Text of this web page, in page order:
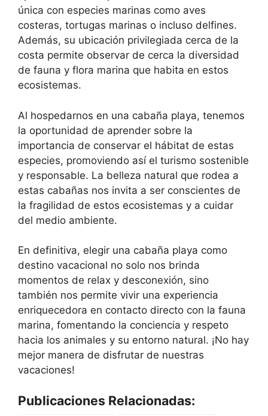
única con especies marinas como aves
costeras, tortugas marinas o incluso delfines.
Además, su ubicación privilegiada cerca de la
costa permite observar de cerca la diversidad
de fauna y flora marina que habita en estos
ecosistemas.
Al hospedarnos en una cabaña playa, tenemos
la oportunidad de aprender sobre la
importancia de conservar el hábitat de estas
especies, promoviendo así el turismo sostenible
y responsable. La belleza natural que rodea a
estas cabañas nos invita a ser conscientes de
la fragilidad de estos ecosistemas y a cuidar
del medio ambiente.
En definitiva, elegir una cabaña playa como
destino vacacional no solo nos brinda
momentos de relax y desconexión, sino
también nos permite vivir una experiencia
enriquecedora en contacto directo con la fauna
marina, fomentando la conciencia y respeto
hacia los animales y su entorno natural. ¡No hay
mejor manera de disfrutar de nuestras
vacaciones!
Publicaciones Relacionadas: